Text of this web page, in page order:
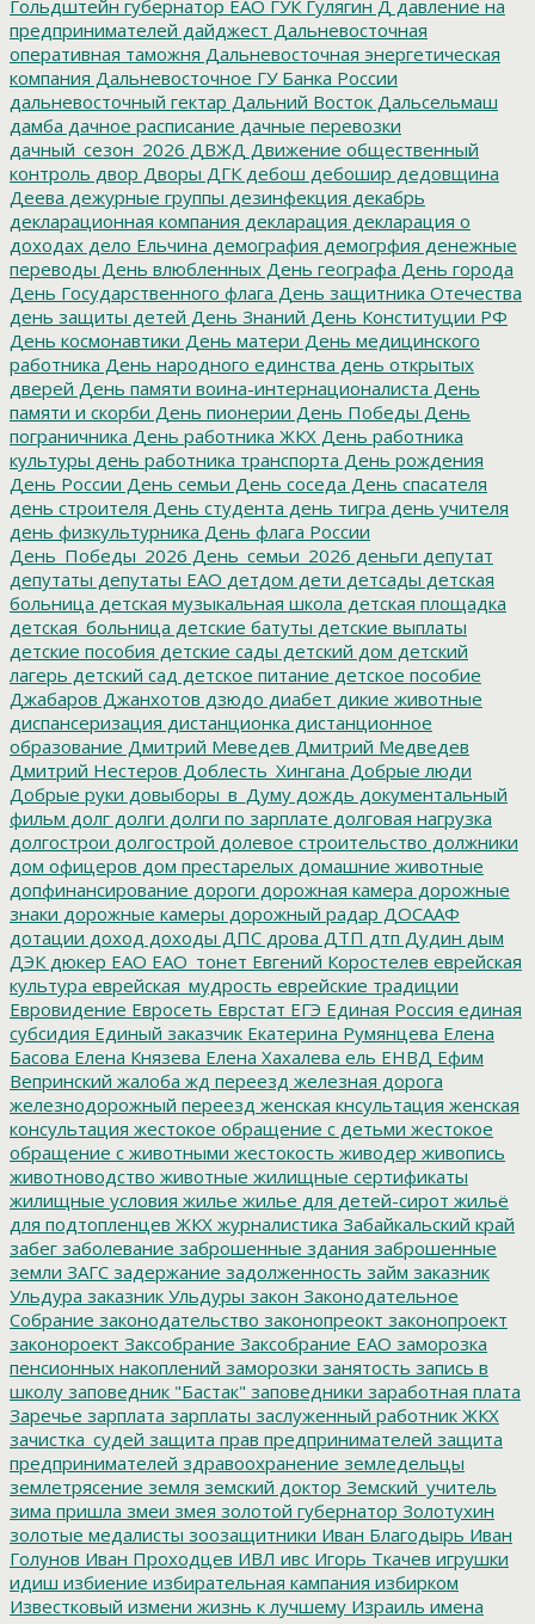
Гольдштейн губернатор ЕАО ГУК Гулягин Д давление на
предпринимателей дайджест Дальневосточная
оперативная таможня Дальневосточная энергетическая
компания Дальневосточное ГУ Банка России
дальневосточный гектар Дальний Восток Дальсельмаш
дамба дачное расписание дачные перевозки
дачный_сезон_2026 ДВЖД Движение общественный
контроль двор Дворы ДГК дебош дебошир дедовщина
Деева дежурные группы дезинфекция декабрь
декларационная компания декларация декларация о
доходах дело Ельчина демография демогрфия денежные
переводы День влюбленных День географа День города
День Государственного флага День защитника Отечества
день защиты детей День Знаний День Конституции РФ
День космонавтики День матери День медицинского
работника День народного единства день открытых
дверей День памяти воина-интернационалиста День
памяти и скорби День пионерии День Победы День
пограничника День работника ЖКХ День работника
культуры день работника транспорта День рождения
День России День семьи День соседа День спасателя
день строителя День студента день тигра день учителя
день физкультурника День флага России
День_Победы_2026 День_семьи_2026 деньги депутат
депутаты депутаты ЕАО детдом дети детсады детская
больница детская музыкальная школа детская площадка
детская_больница детские батуты детские выплаты
детские пособия детские сады детский дом детский
лагерь детский сад детское питание детское пособие
Джабаров Джанхотов дзюдо диабет дикие животные
диспансеризация дистанционка дистанционное
образование Дмитрий Меведев Дмитрий Медведев
Дмитрий Нестеров Доблесть_Хингана Добрые люди
Добрые руки довыборы_в_Думу дождь документальный
фильм долг долги долги по зарплате долговая нагрузка
долгострои долгострой долевое строительство должники
дом офицеров дом престарелых домашние животные
допфинансирование дороги дорожная камера дорожные
знаки дорожные камеры дорожный радар ДОСААФ
дотации доход доходы ДПС дрова ДТП дтп Дудин дым
ДЭК дюкер ЕАО ЕАО_тонет Евгений Коростелев еврейская
культура еврейская_мудрость еврейские традиции
Евровидение Евросеть Еврстат ЕГЭ Единая Россия единая
субсидия Единый заказчик Екатерина Румянцева Елена
Басова Елена Князева Елена Хахалева ель ЕНВД Ефим
Вепринский жалоба жд переезд железная дорога
железнодорожный переезд женская кнсультация женская
консультация жестокое обращение с детьми жестокое
обращение с животными жестокость живодер живопись
животноводство животные жилищные сертификаты
жилищные условия жилье жилье для детей-сирот жильё
для подтопленцев ЖКХ журналистика Забайкальский край
забег заболевание заброшенные здания заброшенные
земли ЗАГС задержание задолженность займ заказник
Ульдура заказник Ульдуры закон Законодательное
Собрание законодательство законопреокт законопроект
законороект Заксобрание Заксобрание ЕАО заморозка
пенсионных накоплений заморозки занятость запись в
школу заповедник "Бастак" заповедники заработная плата
Заречье зарплата зарплаты заслуженный работник ЖКХ
зачистка_судей защита прав предпринимателей защита
предпринимателей здравоохранение земледельцы
землетрясение земля земский доктор Земский_учитель
зима пришла змеи змея золотой губернатор Золотухин
золотые медалисты зоозащитники Иван Благодырь Иван
Голунов Иван Проходцев ИВЛ ивс Игорь Ткачев игрушки
идиш избиение избирательная кампания избирком
Известковый измени жизнь к лучшему Израиль имена